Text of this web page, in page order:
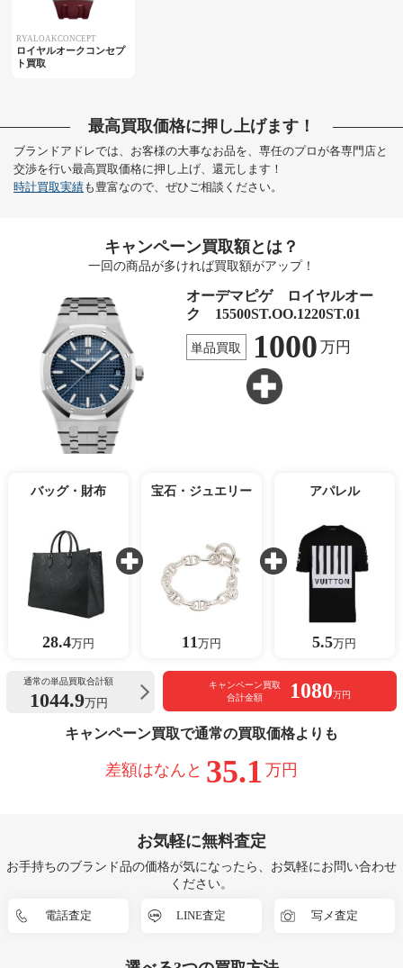
RYALOAKCONCEPT
ロイヤルオークコンセプ
ト買取
最高買取価格に押し上げます！
ブランドアドレでは、お客様の大事なお品を、専任のプロが各専門店と
交渉を行い最高買取価格に押し上げ、還元します！
時計買取実績も豊富なので、ぜひご相談ください。
キャンペーン買取額とは？
一回の商品が多ければ買取額がアップ！
オーデマピゲ ロイヤルオー
ク 15500ST.OO.1220ST.01
単品買取 1000 万円
バッグ・財布
28.4万円
宝石・ジュエリー
11 万円
アパレル
5.5万円
通常の単品買取合計額
1044.9万円
キャンペーン買取
合計金額
1080万円
キャンペーン買取で通常の買取価格よりも
差額はなんと 35.1 万円
お気軽に無料査定
お手持ちのブランド品の価格が気になったら、お気軽にお問い合わせ
ください。
電話査定 LINE査定 写メ査定